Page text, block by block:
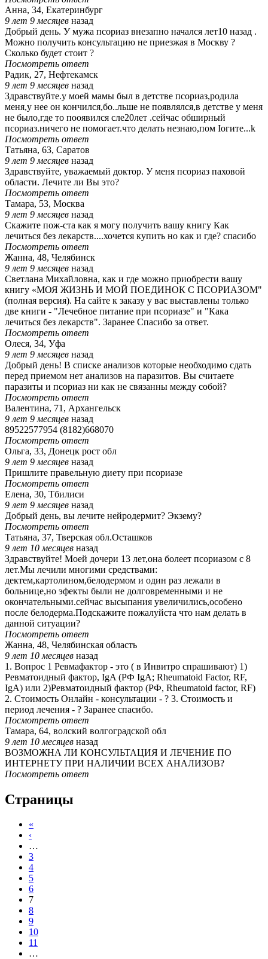
Анна, 34, Екатеринбург
9 лет 9 месяцев назад
Добрый день. У мужа псориаз внезапно начался лет10 назад .
Можно получить консультацию не приезжая в Москву ?
Сколько будет стоит ?
Посмотреть ответ
Радик, 27, Нефтекамск
9 лет 9 месяцев назад
Здравствуйте.у моей мамы был в детстве псориаз,родила
меня,у нее он кончился,бо..льше не появлялся,в детстве у меня
не было,где то пооявился сле20лет .сейчас обширный
псориаз.ничего не помогает.что делать незнаю,пом Iогите...k
Посмотреть ответ
Татьяна, 63, Саратов
9 лет 9 месяцев назад
Здравствуйте, уважаемый доктор. У меня псориаз паховой
области. Лечите ли Вы это?
Посмотреть ответ
Тамара, 53, Москва
9 лет 9 месяцев назад
Скажите пож-ста как я могу получить вашу книгу Как
лечиться без лекарств....хочется купить но как и где? спасибо
Посмотреть ответ
Жанна, 48, Челябинск
9 лет 9 месяцев назад
Светлана Михайловна, как и где можно приобрести вашу
книгу «МОЯ ЖИЗНЬ И МОЙ ПОЕДИНОК С ПСОРИАЗОМ"
(полная версия). На сайте к заказу у вас выставлены только
две книги - "Лечебное питание при псориазе" и "Кака
лечиться без лекарств". Заранее Спасибо за ответ.
Посмотреть ответ
Олеся, 34, Уфа
9 лет 9 месяцев назад
Добрый день! В списке анализов которые необходимо сдать
перед приемом нет анализов на паразитов. Вы считаете
паразиты и псориаз ни как не связанны между собой?
Посмотреть ответ
Валентина, 71, Архангельск
9 лет 9 месяцев назад
89522577954 (8182)668070
Посмотреть ответ
Ольга, 33, Донецк рост обл
9 лет 9 месяцев назад
Пришлите правельную диету при псориазе
Посмотреть ответ
Елена, 30, Тбилиси
9 лет 9 месяцев назад
Добрый день, вы лечите нейродермит? Экзему?
Посмотреть ответ
Татьяна, 37, Тверская обл.Осташков
9 лет 10 месяцев назад
Здравствуйте! Моей дочери 13 лет,она болеет псориазом с 8
лет.Мы лечили многими средствами:
дектем,картолином,белодермом и один раз лежали в
больнице,но эфекты были не долговременными и не
окончательными.сейчас высыпания увеличились,особено
после белодерма.Подскажите пожалуйста что нам делать в
данной ситуации?
Посмотреть ответ
Жанна, 48, Челябинская область
9 лет 10 месяцев назад
1. Вопрос 1 Ревмафактор - это ( в Инвитро спрашивают) 1)
Ревматоидный фактор, IgA (РФ IgA; Rheumatoid Factor, RF,
IgA) или 2)Ревматоидный фактор (РФ, Rheumatoid factor, RF)
2. Стоимость Онлайн - консультации - ? 3. Стоимость и
период лечения - ? Заранее спасибо.
Посмотреть ответ
Тамара, 64, волский волгоградской обл
9 лет 10 месяцев назад
ВОЗМОЖНА ЛИ КОНСУЛЬТАЦИЯ И ЛЕЧЕНИЕ ПО
ИНТЕРНЕТУ ПРИ НАЛИЧИИ ВСЕХ АНАЛИЗОВ?
Посмотреть ответ
Страницы
«
‹
…
3
4
5
6
7
8
9
10
11
…